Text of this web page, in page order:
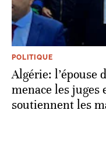
POLITIQUE
Algérie: l’épouse
menace les juges
soutiennent les